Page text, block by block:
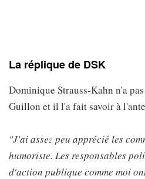
La réplique de DSK
Dominique Strauss-Kahn n'a
Guillon et il l'a fait savoir à
"J'ai assez peu apprécié les
humoriste. Les responsables
d'action publique comme moi